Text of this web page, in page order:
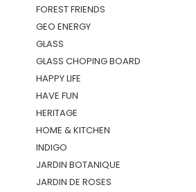
FOREST FRIENDS
GEO ENERGY
GLASS
GLASS CHOPING BOARD
HAPPY LIFE
HAVE FUN
HERITAGE
HOME & KITCHEN
INDIGO
JARDIN BOTANIQUE
JARDIN DE ROSES